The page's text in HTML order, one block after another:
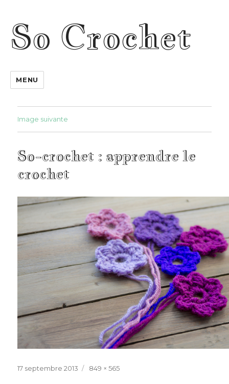
So Crochet
MENU
Image suivante
So-crochet : apprendre le
crochet
Publié
17 septembre 2013
Taille
849 × 565